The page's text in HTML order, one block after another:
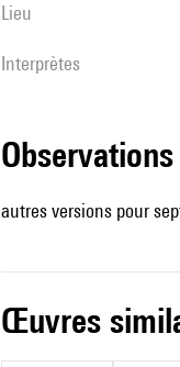
lieu
interprètes
observations
autres versions pour
œuvres